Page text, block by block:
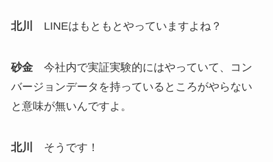
北川 LINEはもともとやっていますよね？
砂金今社内で実証実験的にはやっていて、コン
バージョンデータを持っているところがやらない
と意味が無いんですよ。
北川 そうです！